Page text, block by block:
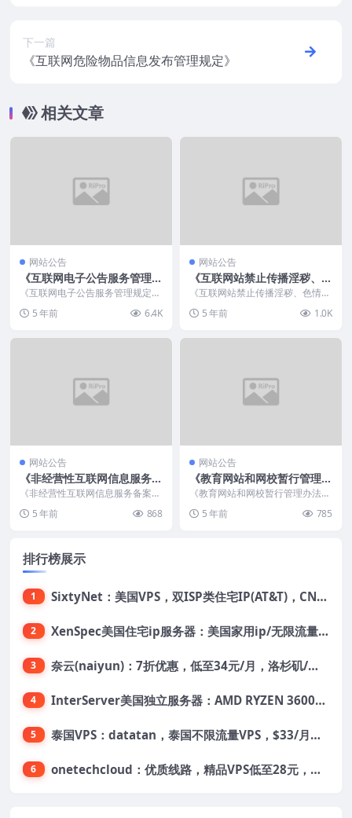
下一篇
《互联网危险物品信息发布管理规定》
相关文章
网站公告
《互联网电子公告服务管理规
定》
《互联网电子公告服务管理规定》
5 年前 6.4K
网站公告
《互联网站禁止传播淫秽、色
情等不良信息自律规范》
《互联网站禁止传播淫秽、色情等
08日 &nb...
5 年前 1.0K
网站公告
《非经营性互联网信息服务备
案管理办法》(信息产业部令
第33号)
《非经营性互联网信息服务备案管
n... 5 年前 868
网站公告
《教育网站和网校暂行管理办
法》（教育部教技［2000］5
号）
《教育网站和网校暂行管理办法》
育部教技［20...
5 年前 785
排行榜展示
1 SixtyNet：美国VPS，双ISP类住宅IP(AT&T)，CN2 GIA网络，超高DDoS防御，$14/月，2G内存/2核/40gSSD/5T流量/10Gbps带宽
2 XenSpec美国住宅ip服务器：美国家用ip/无限流量/10Gbps独享带宽/449美元/月起，支持支付宝
3 奈云(naiyun)：7折优惠，低至34元/月，洛杉矶/香港机房，三网CN2 GIA/CUII/高防保护，解锁Chatgpt/Tiktok
4 InterServer美国独立服务器：AMD RYZEN 3600X处理器，75美元/月，送40美元
5 泰国VPS：datatan，泰国不限流量VPS，$33/月，4G内存/3核/60gSSD
6 onetechcloud：优质线路，精品VPS低至28元，美国三网原生CN2 GIA（高防可选）、香港CN2、韩国CN2